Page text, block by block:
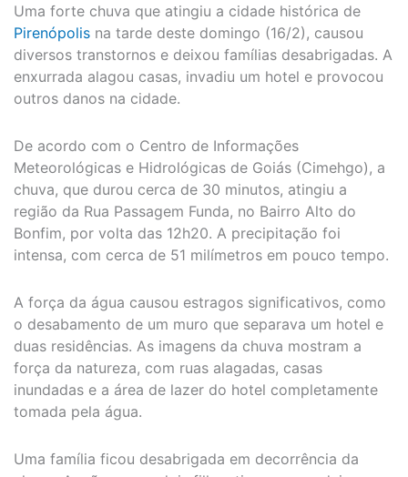
Uma forte chuva que atingiu a cidade histórica de
Pirenópolis na tarde deste domingo (16/2), causou
diversos transtornos e deixou famílias desabrigadas. A
enxurrada alagou casas, invadiu um hotel e provocou
outros danos na cidade.
De acordo com o Centro de Informações
Meteorológicas e Hidrológicas de Goiás (Cimehgo), a
chuva, que durou cerca de 30 minutos, atingiu a
região da Rua Passagem Funda, no Bairro Alto do
Bonfim, por volta das 12h20. A precipitação foi
intensa, com cerca de 51 milímetros em pouco tempo.
A força da água causou estragos significativos, como
o desabamento de um muro que separava um hotel e
duas residências. As imagens da chuva mostram a
força da natureza, com ruas alagadas, casas
inundadas e a área de lazer do hotel completamente
tomada pela água.
Uma família ficou desabrigada em decorrência da